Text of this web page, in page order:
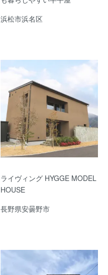
浜松市浜名区
ライヴィング HYGGE MODEL
HOUSE
長野県安曇野市